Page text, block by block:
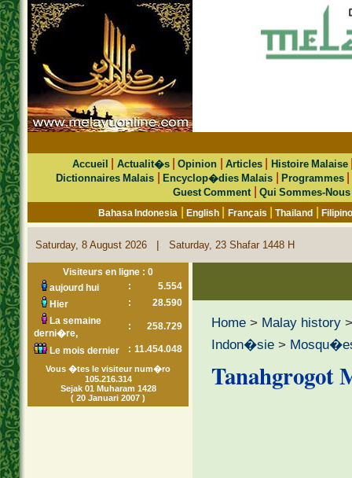
Accueil Actualit�s|Opinion Articles| Histoire Malaise
Dictionnaires Malais |Encyclop�dies Malais |Programmes
Guest Comment Qui Sommes-Nous
Bahasa Indonesia |English Français |Thailand |
Saturday, 8 August 2026 | Saturday, 23 Shafar 1448 H
Visiteurs en ligne : 0
aujourd hui
:
5.554
Hier
:
28.590
La semaine
derni�re,
: 258.729
Le mois dernier : 11.454.048
Vous �tes le visiteur num�ro
105.216.314
Sejak 01 Muharam 1428
( 20 Januari 2007 )
Home > Malay history
Indon�sie >
Tanahgrogot